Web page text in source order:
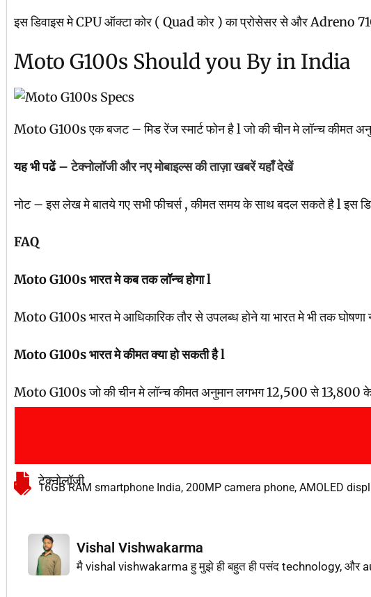
इस डिवाइस मे CPU ऑक्टा कोर ( Quad कोर ) का प्रोसेसर से और Adreno 710
Moto G100s Should you By in India
Moto G100s एक बजट – मिड रेंज स्मार्ट फोन है l जो की चीन मे लॉन्च कीमत
यह भी पढें –टेक्नोलॉजी और नए मोबाइल्स की ताज़ा खबरें यहाँ देखें
नोट – इस लेख मे बातये गए सभी फीचर्स , कीमत समय के साथ बदल सकते है l इस
FAQ
Moto G100s भारत मे कब तक लॉन्च होगा l
Moto G100s भारत मे आधिकारिक तौर से उपलब्ध होने या भारत मे भी तक घोषणा
Moto G100s भारत मे कीमत क्या हो सकती है l
Moto G100s जो की चीन मे लॉन्च कीमत अनुमान लगभग 12,500 से 13,800 के
टेक्नोलॉजी
16GB RAM smartphone India, 200MP camera phone, AMOLED
Vishal Vishwakarma
मै vishal vishwakarma हु मुझे ही बहुत ही पसंद technology, और